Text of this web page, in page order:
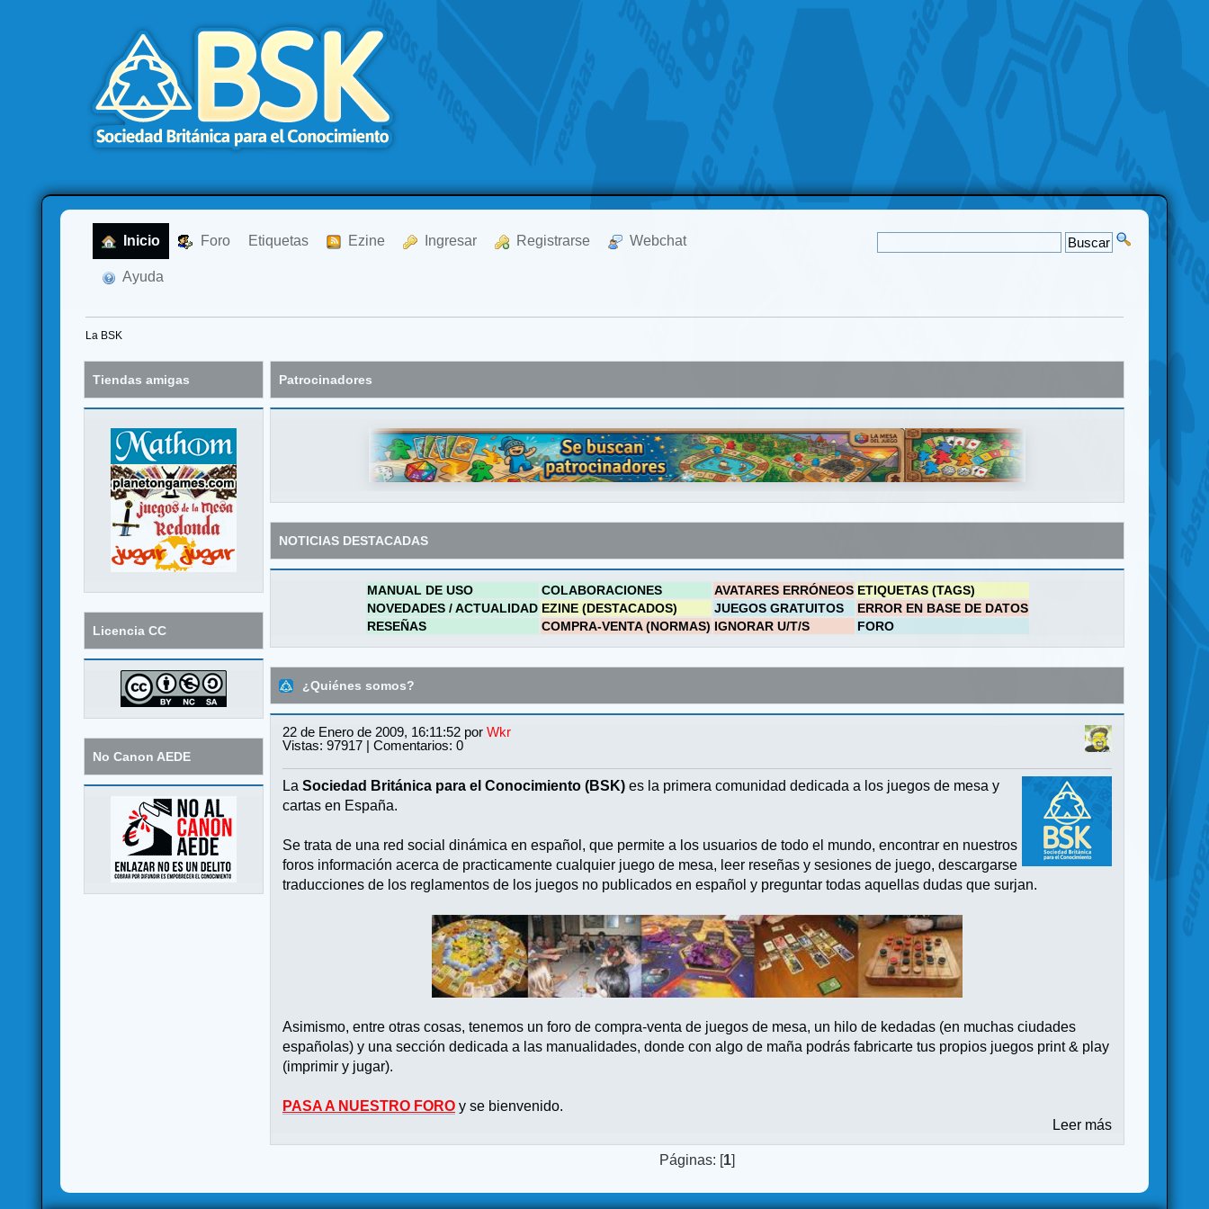
Inicio Foro Etiquetas Ezine Ingresar Registrarse Webchat
Ayuda
La BSK
Tiendas amigas
Licencia CC
No Canon AEDE
Patrocinadores
NOTICIAS DESTACADAS
MANUAL DE USO COLABORACIONES AVATARES ERRÓNEOS ETIQUETAS (TAGS)
NOVEDADES / ACTUALIDAD EZINE (DESTACADOS) JUEGOS GRATUITOS
ERROR EN BASE DE DATOS
RESEÑAS
COMPRA-VENTA (NORMAS) IGNORAR U/T/S FORO
¿Quiénes somos?
22 de Enero de 2009, 16:11:52 por Wkr
Vistas: 97917 | Comentarios: 0
La Sociedad Británica para el Conocimiento (BSK) es la primera comunidad dedicada a los juegos de mesa y
cartas en España.
Se trata de una red social dinámica en español, que permite a los usuarios de todo el mundo, encontrar en nuestros
foros información acerca de practicamente cualquier juego de mesa, leer reseñas y sesiones de juego, descargarse
traducciones de los reglamentos de los juegos no publicados en español y preguntar todas aquellas dudas que surjan.
Asimismo, entre otras cosas, tenemos un foro de compra-venta de juegos de mesa, un hilo de kedadas (en muchas ciudades
españolas) y una sección dedicada a las manualidades, donde con algo de maña podrás fabricarte tus propios juegos print & play
(imprimir y jugar).
PASA A NUESTRO FORO y se bienvenido.
Leer más
Páginas: [1]